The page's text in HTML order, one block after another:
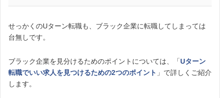
せっかくのUターン転職も、ブラック企業に転職してしまっては
台無しです。
ブラック企業を見分けるためのポイントについては、「Uターン
転職でいい求人を見つけるための2つのポイント 」で詳しくご紹介
します。